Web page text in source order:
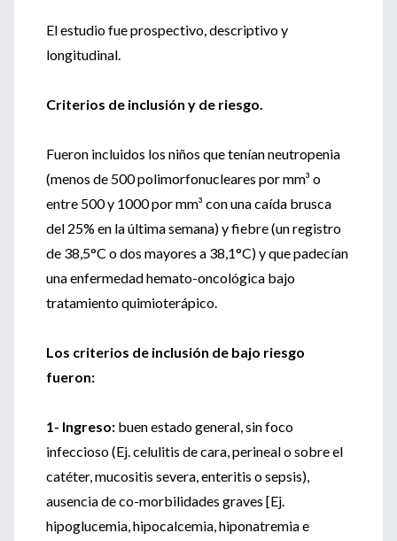
El estudio fue prospectivo, descriptivo y
longitudinal.
Criterios de inclusión y de riesgo.
Fueron incluidos los niños que tenían neutropenia
(menos de 500 polimorfonucleares por mm³ o
entre 500 y 1000 por mm³ con una caída brusca
del 25% en la última semana) y fiebre (un registro
de 38,5°C o dos mayores a 38,1°C) y que padecían
una enfermedad hemato-oncológica bajo
tratamiento quimioterápico.
Los criterios de inclusión de bajo riesgo
fueron:
1- Ingreso: buen estado general, sin foco
infeccioso (Ej. celulitis de cara, perineal o sobre el
catéter, mucositis severa, enteritis o sepsis),
ausencia de co-morbilidades graves [Ej.
hipoglucemia, hipocalcemia, hiponatremia e